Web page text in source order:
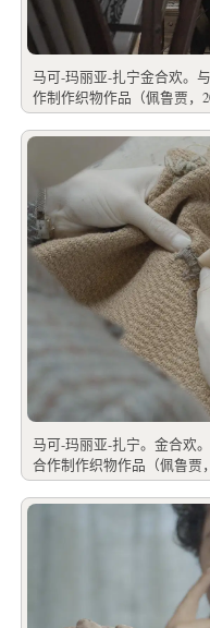
马可-玛丽亚-扎宁金合欢。
作制作织物作品（佩鲁贾，
马可-玛丽亚-扎宁。金合欢
合作制作织物作品（佩鲁贾，